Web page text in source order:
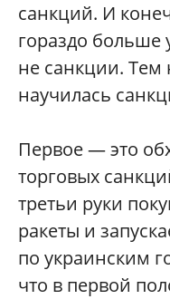
санкций. И
гораздо больше
не санкции. Тем
научилась
Первое — это
торговых
третьи руки
ракеты и
по украинским
что в первой